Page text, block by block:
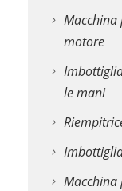
motore
le mani